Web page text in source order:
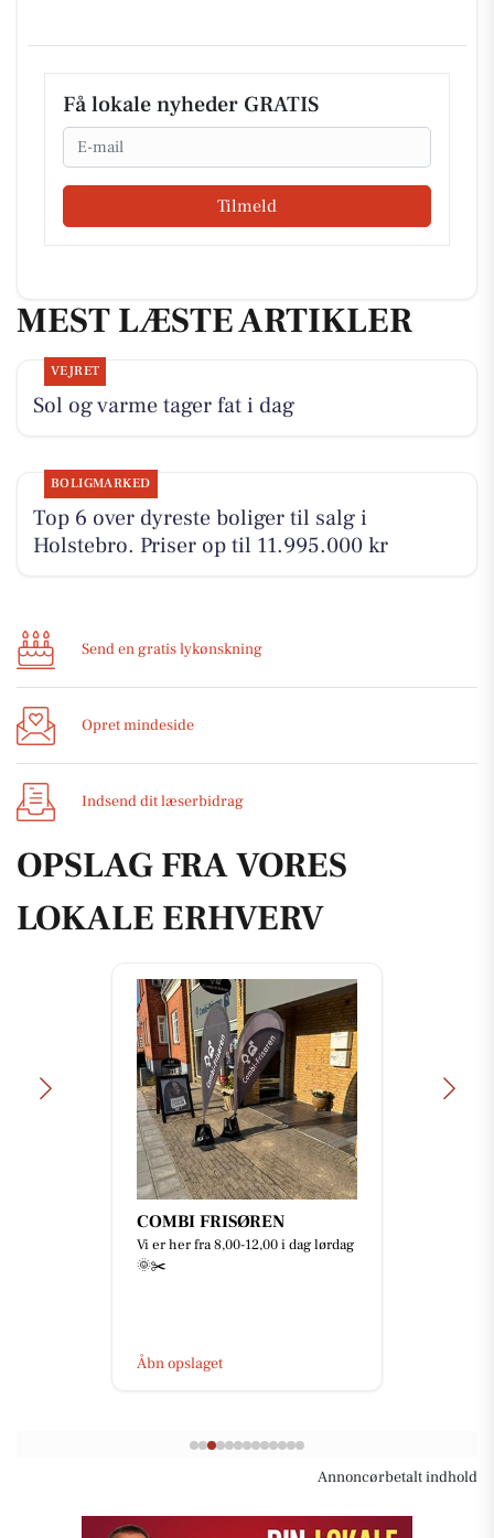
Få lokale nyheder GRATIS
Email
Tilmeld
MEST LÆSTE ARTIKLER
VEJRET
Sol og varme tager fat i dag
BOLIGMARKED
Top 6 over dyreste boliger til salg i
Holstebro. Priser op til 11.995.000 kr
Send en gratis lykønskning
Opret mindeside
Indsend dit læserbidrag
OPSLAG FRA VORES
LOKALE ERHVERV
Bianca Pure Skin
Ihhh jeg glæder mig SÅ meget til at
disse skulpturelle sæbe skåle med
Åbn opslaget
Annoncørbetalt indhold